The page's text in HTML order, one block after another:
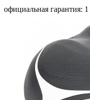
официальная гарантия: 1